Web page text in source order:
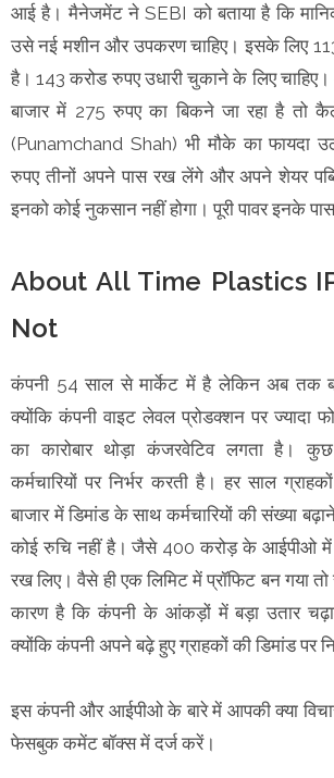
आई है। मैनेजमेंट ने SEBI को बताया है कि
उसे नई मशीन और उपकरण चाहिए। इसके लिए
है। 143 करोड रुपए उधारी चुकाने के लिए
बाजार में 275 रुपए का बिकने जा रहा है तो
(Punamchand Shah) भी मौके का फायदा
रुपए तीनों अपने पास रख लेंगे और अपने शेयर
इनको कोई नुकसान नहीं होगा। पूरी पावर इनके पास
About All Time Plastics
Not
कंपनी 54 साल से मार्केट में है लेकिन अब तक
क्योंकि कंपनी वाइट लेवल प्रोडक्शन पर ज्यादा
का कारोबार थोड़ा कंजरवेटिव लगता है।
कर्मचारियों पर निर्भर करती है। हर साल
बाजार में डिमांड के साथ कर्मचारियों की संख्या
कोई रुचि नहीं है। जैसे 400 करोड़ के आईपीओ में
रख लिए। वैसे ही एक लिमिट में प्रॉफिट बन गया तो
कारण है कि कंपनी के आंकड़ों में बड़ा उतार
क्योंकि कंपनी अपने बढ़े हुए ग्राहकों की डिमांड पर
इस कंपनी और आईपीओ के बारे में आपकी क्या
फेसबुक कमेंट बॉक्स में दर्ज करें।